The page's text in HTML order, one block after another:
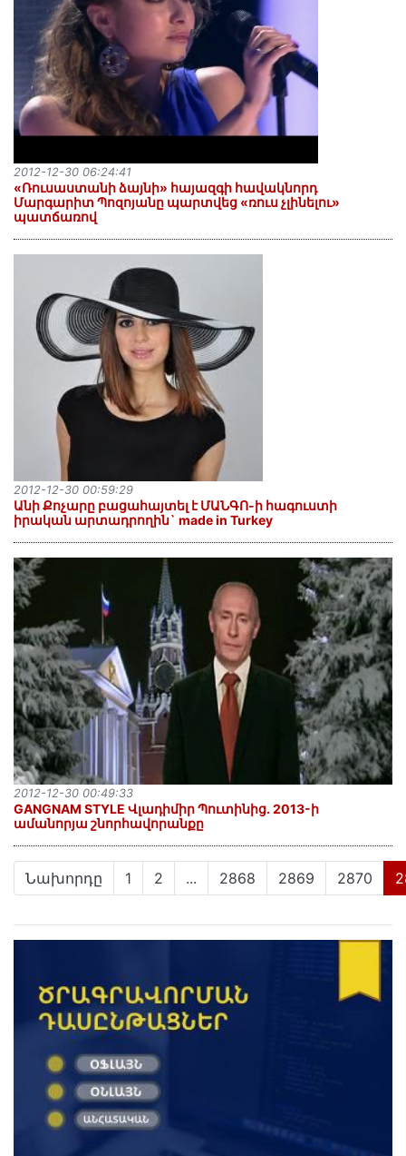
«Ռուսաստանի ձայնի» հայազգի հավակնորդ
Մարգարիտ Պոզոյանը պարտվեց «ռուս չլինելու»
պատճառով
2012-12-30 06:24:41
Անի Քոչարը բացահայտել է ՄԱՆԳՈ-ի հագուստի
իրական արտադրողին` made in Turkey
2012-12-30 00:59:29
GANGNAM STYLE Վլադիմիր Պուտինից. 2013-ի
ամանորյա շնորհավորանքը
2012-12-30 00:49:33
Նախորդը 1 2 ... 2868 2869 2870